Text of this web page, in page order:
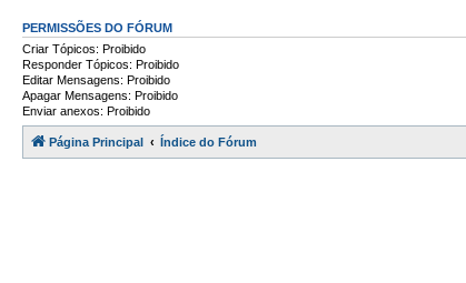
PERMISSÕES DO FÓRUM
Criar Tópicos: Proibido
Responder Tópicos: Proibido
Editar Mensagens: Proibido
Apagar Mensagens: Proibido
Enviar anexos: Proibido
Página Principal Índice do Fórum